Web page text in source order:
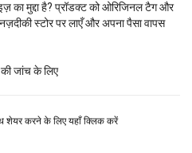
शेयर करने के लिए यहाँ क्लिक करें
का मुद्दा है? प्रॉडक्ट को ओरिजिनल टैग और
स्टोर पर लाएँ और अपना पैसा वापस
जांच के लिए